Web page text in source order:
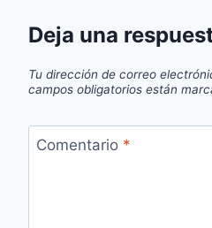
Deja una
Tu dirección de correo
campos obligatorios están
Comentario *